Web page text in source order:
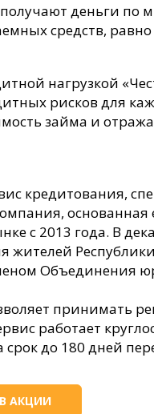
деньги по
средств,
нагрузкой
рисков для
займа и
кредитования,
основанная
с 2013 года. В
жителей
Объединения
принимать
работает
до 180 дней
АКЦИИ